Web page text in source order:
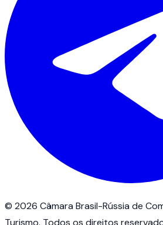
© 2026 Câmara Brasil-Rússia de